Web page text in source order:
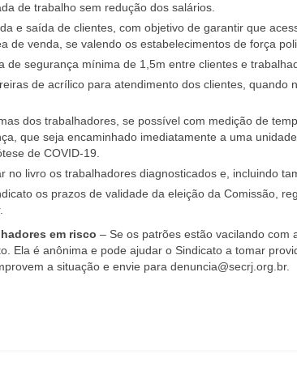
de trabalho sem redução dos salários.
e saída de clientes, com objetivo de garantir que
de venda, se valendo os estabelecimentos de força
de segurança mínima de 1,5m entre clientes e
de acrílico para atendimento dos clientes,
dos trabalhadores, se possível com medição de
que seja encaminhado imediatamente a uma
de COVID-19.
no livro os trabalhadores diagnosticados e, incluindo
os prazos de validade da eleição da Comissão,
em risco – Se os patrões estão vacilando com
Ela é anônima e pode ajudar o Sindicato a tomar
a situação e envie para denuncia@secrj.org.br.